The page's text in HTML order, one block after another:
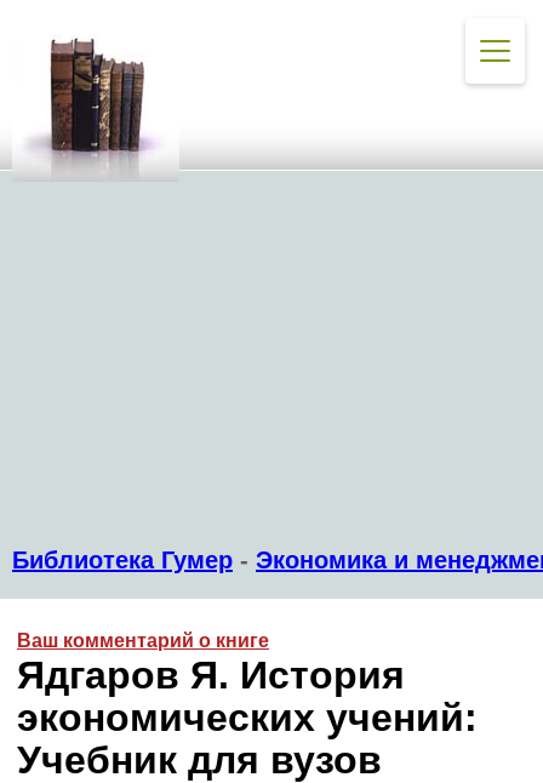
Библиотека Гумер - Экономика и
Ваш комментарий о книге
Ядгаров Я. История
экономических учений:
Учебник для вузов